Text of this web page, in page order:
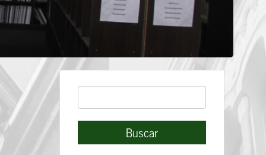
Buscar
Buscar